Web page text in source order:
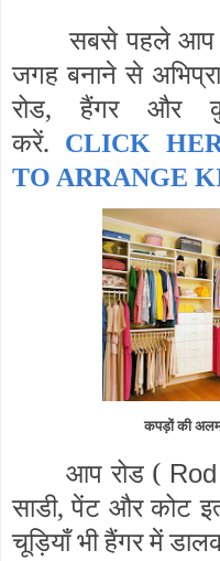
सबसे पहले आप
जगह बनाने से
रोड, हैंगर और
करें. CLICK
TO ARRANGE
कपड़ों की
आप रोड (
साडी, पेंट और कोट
चूड़ियाँ भी हैंगर में